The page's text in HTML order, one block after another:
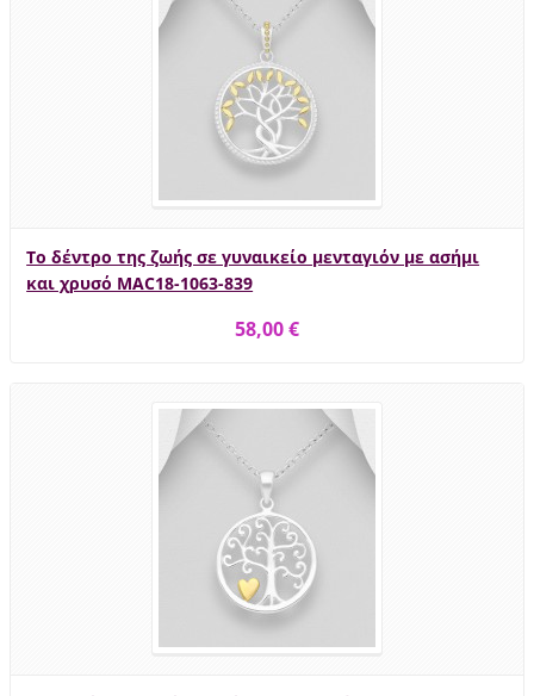
Το δέντρο της ζωής σε γυναικείο μενταγιόν με ασήμι
και χρυσό MAC18-1063-839
58,00 €